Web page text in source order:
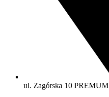
ul. Zagórska 10 PREMUM